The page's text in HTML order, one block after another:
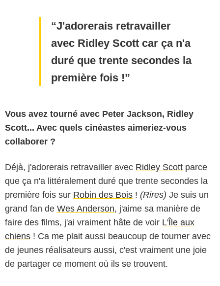
J'adorerais retravailler
avec Ridley Scott car ça n'a
duré que trente secondes la
première fois !
Vous avez tourné avec Peter Jackson, Ridley
Scott... Avec quels cinéastes aimeriez-vous
collaborer ?
Déjà, j'adorerais retravailler avec Ridley Scott parce
que ça n'a littéralement duré que trente secondes la
première fois sur Robin des Bois ! (Rires) Je suis un
grand fan de Wes Anderson, j'aime sa manière de
faire des films, j'ai vraiment hâte de voir L'Île aux
chiens ! Ca me plait aussi beaucoup de tourner avec
de jeunes réalisateurs aussi, c'est vraiment une joie
de partager ce moment où ils se trouvent.